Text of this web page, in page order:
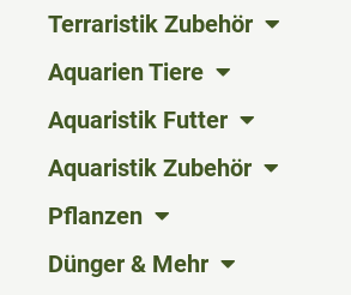
Terraristik Zubehör
Aquarien Tiere
Aquaristik Futter
Aquaristik Zubehör
Pflanzen
Dünger & Mehr